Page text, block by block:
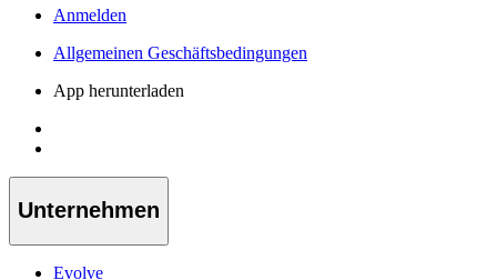
Anmelden
Allgemeinen Geschäftsbedingungen
App herunterladen
Unternehmen
Evolve